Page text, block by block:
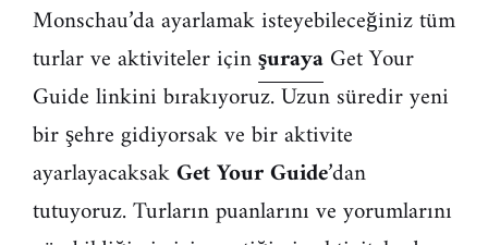
Monschau’da ayarlamak isteyebileceğiniz tüm
turlar ve aktiviteler içinşurayaGet Your
Guide linkini bırakıyoruz. Uzun süredir yeni
bir şehre gidiyorsak ve bir aktivite
ayarlayacaksakGet Your Guide’dan
tutuyoruz. Turların puanlarını ve yorumlarını